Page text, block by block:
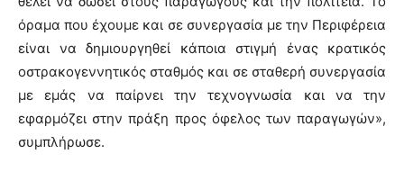
όραμα που έχουμε και σε συνεργασία με την Περιφέρεια
είναι να δημιουργηθεί κάποια στιγμή ένας κρατικός
οστρακογεννητικός σταθμός και σε σταθερή συνεργασία
με εμάς να παίρνει την τεχνογνωσία και να την
εφαρμόζει στην πράξη προς όφελος των παραγωγών»,
συμπλήρωσε.